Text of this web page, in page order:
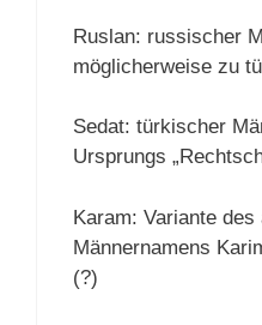
Ruslan: russischer
möglicherweise zu
Sedat: türkischer
Ursprungs
Karam: Variante des
Männernamens
(?)